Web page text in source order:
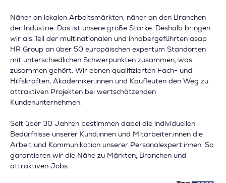
Näher an lokalen Arbeitsmärkten, näher an den Branchen
der Industrie. Das ist unsere große Stärke. Deshalb bringen
wir als Teil der multinationalen und inhabergeführten asap
HR Group an über 50 europäischen expertum Standorten
mit unterschiedlichen Schwerpunkten zusammen, was
zusammen gehört. Wir ebnen qualifizierten Fach- und
Hilfskräften, Akademiker:innen und Kaufleuten den Weg zu
attraktiven Projekten bei wertschätzenden
Kundenunternehmen.
Seit über 30 Jahren bestimmen dabei die individuellen
Bedürfnisse unserer Kund:innen und Mitarbeiter:innen die
Arbeit und Kommunikation unserer Personalexpert:innen. So
garantieren wir die Nähe zu Märkten, Branchen und
attraktiven Jobs.